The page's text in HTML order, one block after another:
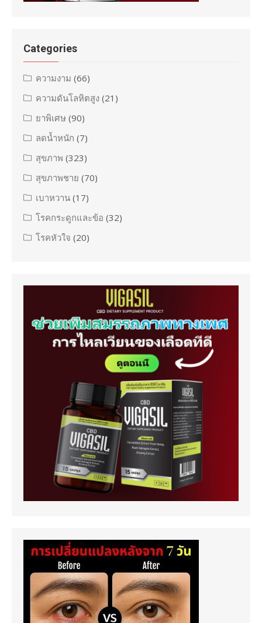
Categories
ความงาม (66)
ความดันโลหิตสูง (21)
ยาพิเศษ (90)
ลดน้ำหนัก (7)
สุขภาพ (323)
สุขภาพชาย (70)
เบาหวาน (17)
โรคกระดูกและข้อ (32)
โรคหัวใจ (20)